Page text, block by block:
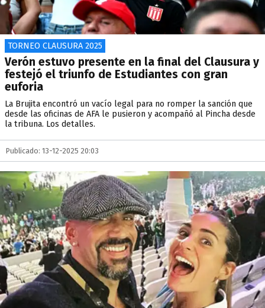
TORNEO CLAUSURA 2025
Verón estuvo presente en la final del Clausura y
festejó el triunfo de Estudiantes con gran
euforia
La Brujita encontró un vacío legal para no romper la sanción que
desde las oficinas de AFA le pusieron y acompañó al Pincha desde
la tribuna. Los detalles.
Publicado: 13-12-2025 20:03